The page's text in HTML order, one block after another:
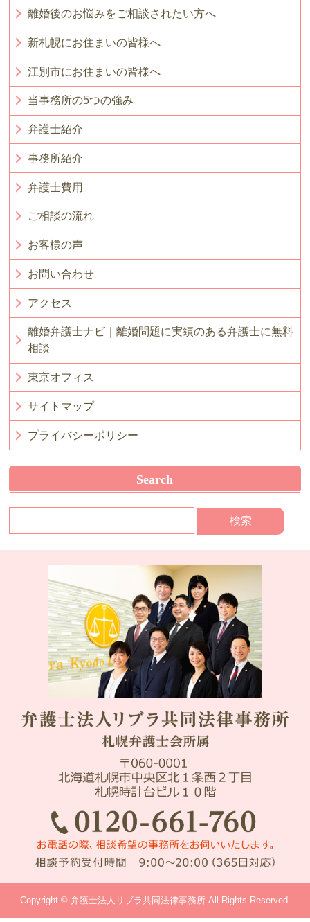
離婚後のお悩みをご相談されたい方へ
新札幌にお住まいの皆様へ
江別市にお住まいの皆様へ
当事務所の5つの強み
弁護士紹介
事務所紹介
弁護士費用
ご相談の流れ
お客様の声
お問い合わせ
アクセス
離婚弁護士ナビ｜離婚問題に実績のある弁護士に無料
相談
東京オフィス
サイトマップ
プライバシーポリシー
Search
Copyright © 弁護士法人リブラ共同法律事務所 All Rights Reserved.